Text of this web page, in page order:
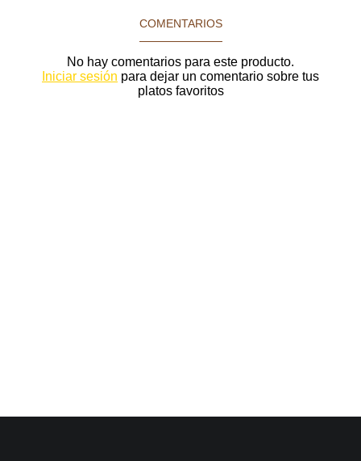
COMENTARIOS
No hay comentarios para este producto.
Iniciar sesión para dejar un comentario sobre tus
platos favoritos